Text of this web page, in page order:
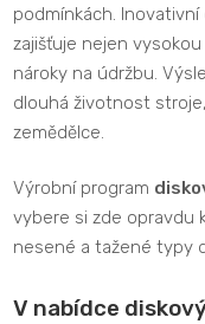
podmínkách.
zajišťuje nejen
nároky na údržbu.
dlouhá životnost
zemědělce.
Výrobní program
vybere si zde opravdu
nesené a tažené typy
V nabídce